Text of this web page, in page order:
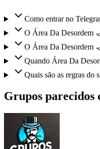
Como entrar no
O Área Da Desordem
O Área Da Desordem
Quando Área Da
Quais são as regras do
Grupos parecidos